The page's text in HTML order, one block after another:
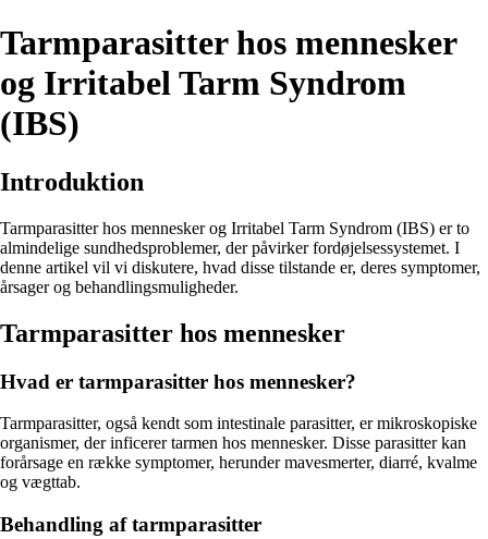
Tarmparasitter hos mennesker
og Irritabel Tarm Syndrom
(IBS)
Introduktion
Tarmparasitter hos mennesker og Irritabel Tarm Syndrom (IBS) er to
almindelige sundhedsproblemer, der påvirker fordøjelsessystemet. I
denne artikel vil vi diskutere, hvad disse tilstande er, deres symptomer,
årsager og behandlingsmuligheder.
Tarmparasitter hos mennesker
Hvad er tarmparasitter hos mennesker?
Tarmparasitter, også kendt som intestinale parasitter, er mikroskopiske
organismer, der inficerer tarmen hos mennesker. Disse parasitter kan
forårsage en række symptomer, herunder mavesmerter, diarré, kvalme
og vægttab.
Behandling af tarmparasitter